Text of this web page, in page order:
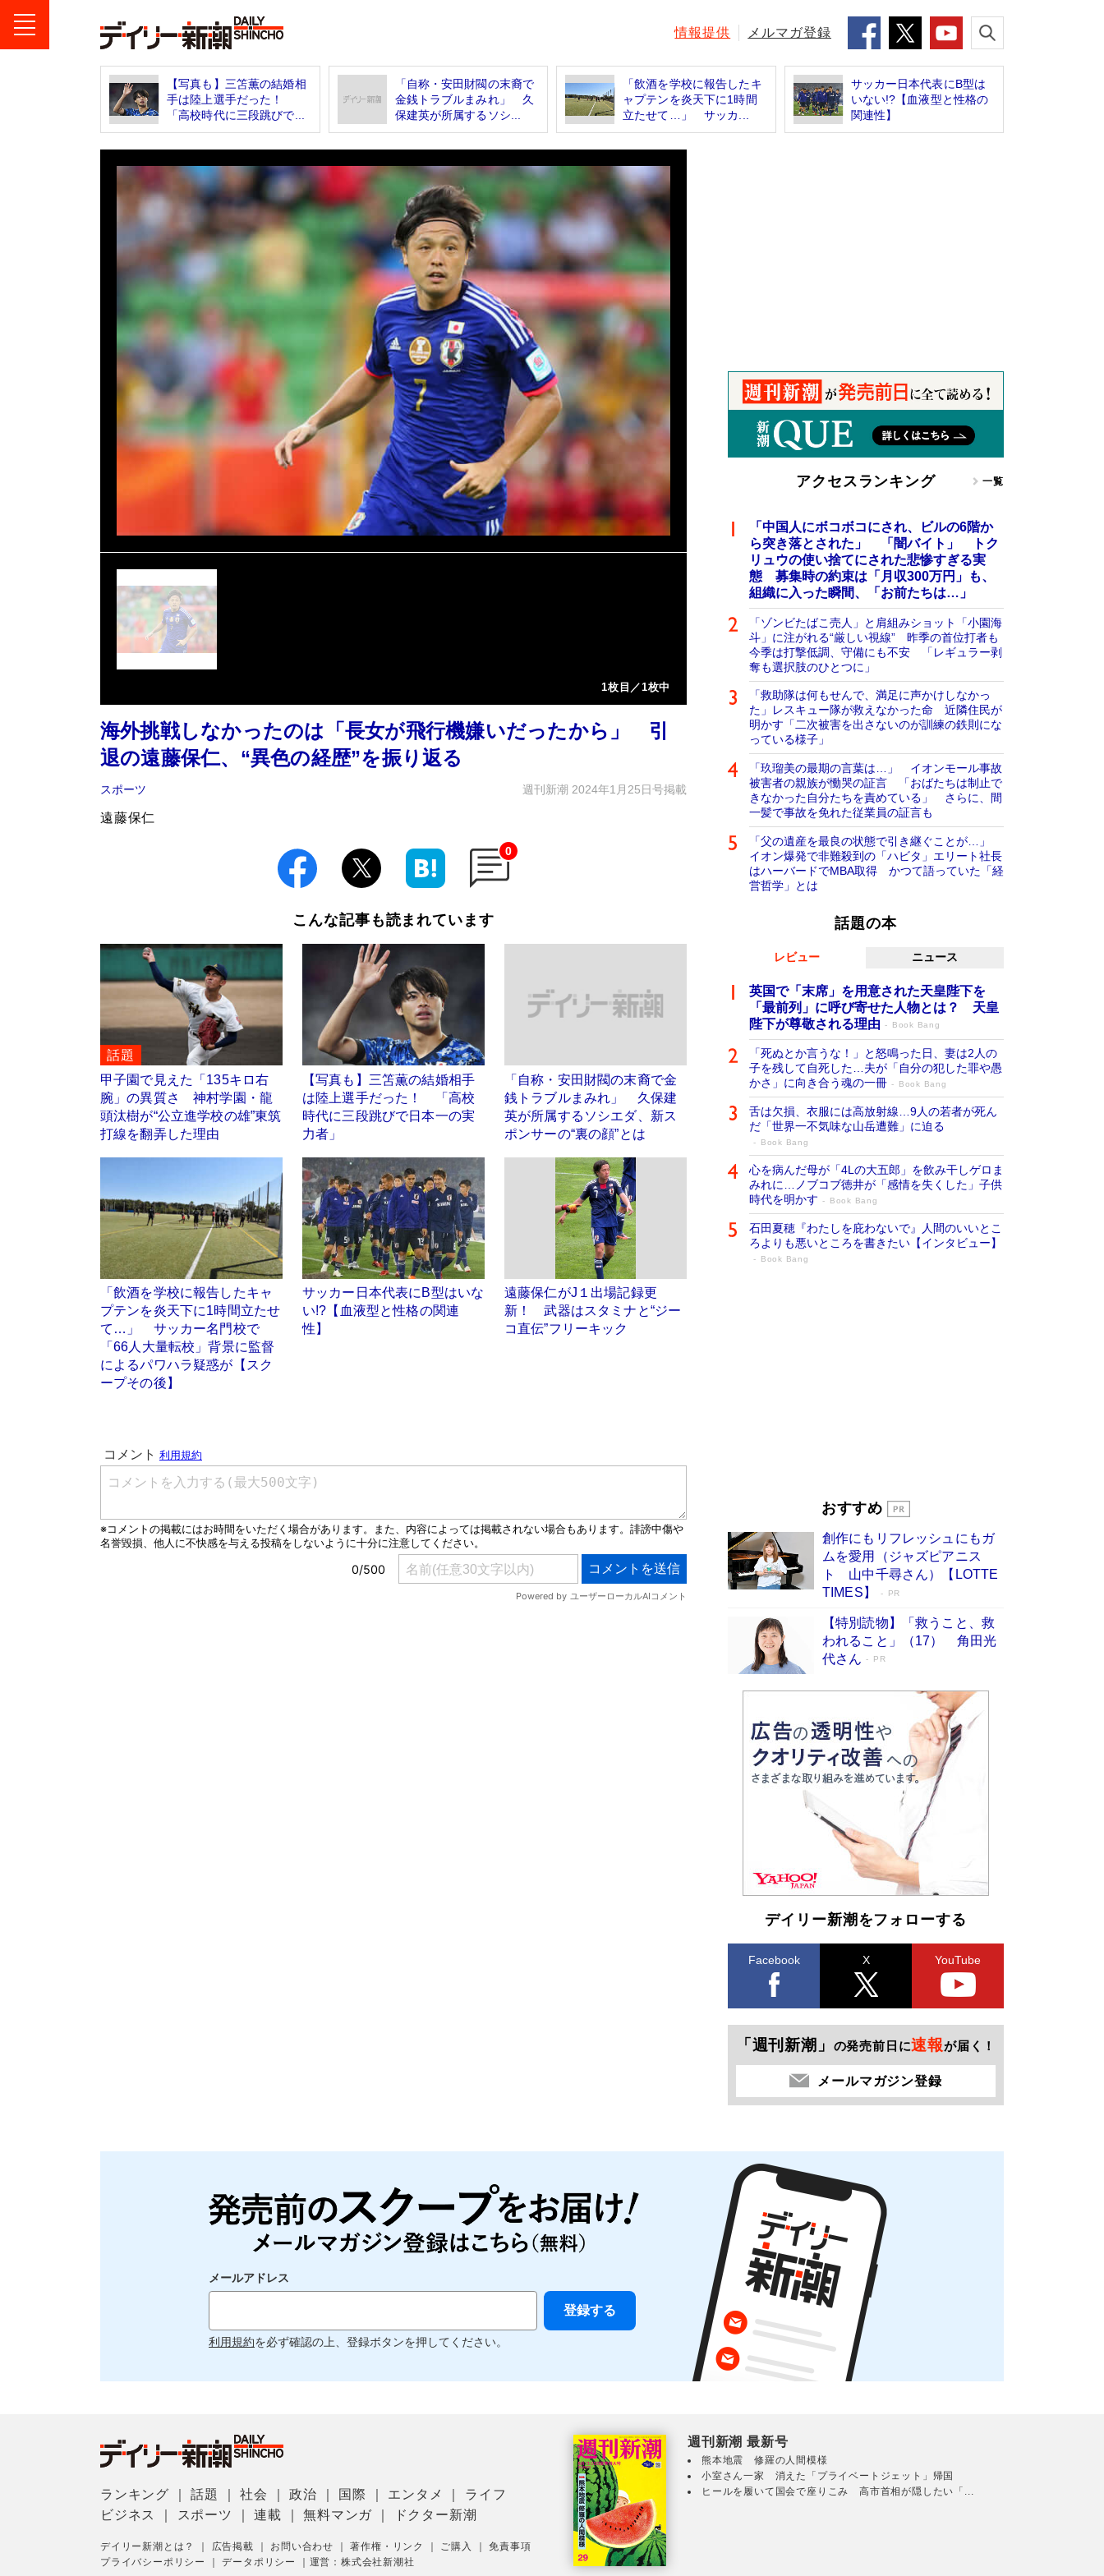
情報提供 メルマガ登録
【写真も】三笘薫の結婚相
手は陸上選手だった！
「高校時代に三段跳びで...
「自称・安田財閥の末裔で
金銭トラブルまみれ」 久
保建英が所属するソシ...
「飲酒を学校に報告したキ
ャプテンを炎天下に1時間
立たせて…」 サッカ...
サッカー日本代表にB型は
いない!?【血液型と性格の
関連性】
1枚目／1枚中
海外挑戦しなかったのは「長女が飛行機嫌いだったから」 引
退の遠藤保仁、“異色の経歴”を振り返る
スポーツ 週刊新潮 2024年1月25日号掲載
遠藤保仁
0
こんな記事も読まれています
話題
甲子園で見えた「135キロ右
腕」の異質さ 神村学園・龍
頭汰樹が“公立進学校の雄”東筑
打線を翻弄した理由
【写真も】三笘薫の結婚相手
は陸上選手だった！ 「高校
時代に三段跳びで日本一の実
力者」
「自称・安田財閥の末裔で金
銭トラブルまみれ」 久保建
英が所属するソシエダ、新ス
ポンサーの“裏の顔”とは
「飲酒を学校に報告したキャ
プテンを炎天下に1時間立たせ
て…」 サッカー名門校で
「66人大量転校」背景に監督
によるパワハラ疑惑が【スク
ープその後】
サッカー日本代表にB型はいな
い!?【血液型と性格の関連
性】
遠藤保仁がJ１出場記録更
新！ 武器はスタミナと“ジー
コ直伝”フリーキック
アクセスランキング 一覧
「中国人にボコボコにされ、ビルの6階か
ら突き落とされた」 「闇バイト」 トク
リュウの使い捨てにされた悲惨すぎる実
態 募集時の約束は「月収300万円」も、
組織に入った瞬間、「お前たちは…」
「ゾンビたばこ売人」と肩組みショット「小園海
斗」に注がれる“厳しい視線” 昨季の首位打者も
今季は打撃低調、守備にも不安 「レギュラー剥
奪も選択肢のひとつに」
「救助隊は何もせんで、満足に声かけしなかっ
た」レスキュー隊が救えなかった命 近隣住民が
明かす「二次被害を出さないのが訓練の鉄則にな
っている様子」
「玖瑠美の最期の言葉は…」 イオンモール事故
被害者の親族が慟哭の証言 「おばたちは制止で
きなかった自分たちを責めている」 さらに、間
一髪で事故を免れた従業員の証言も
「父の遺産を最良の状態で引き継ぐことが…」
イオン爆発で非難殺到の「ハビタ」エリート社長
はハーバードでMBA取得 かつて語っていた「経
営哲学」とは
話題の本
レビュー ニュース
英国で「末席」を用意された天皇陛下を
「最前列」に呼び寄せた人物とは？ 天皇
陛下が尊敬される理由
Book Bang
「死ぬとか言うな！」と怒鳴った日、妻は2人の
子を残して自死した…夫が「自分の犯した罪や愚
かさ」に向き合う魂の一冊
Book Bang
舌は欠損、衣服には高放射線…9人の若者が死ん
だ「世界一不気味な山岳遭難」に迫る
Book Bang
心を病んだ母が「4Lの大五郎」を飲み干しゲロま
みれに…ノブコブ徳井が「感情を失くした」子供
時代を明かす
Book Bang
石田夏穂『わたしを庇わないで』人間のいいとこ
ろよりも悪いところを書きたい【インタビュー】
Book Bang
「『火垂るの墓』は、大嘘である」原作者が抱き
続けた“自責の念”とは…「自己憐憫は描きたくな
い」監督が徹底的にこだわったこと（後編） #
戦争の記憶
Book Bang
おすすめ
創作にもリフレッシュにもガ
ムを愛用（ジャズピアニス
ト 山中千尋さん）【LOTTE
TIMES】
PR
【特別読物】「救うこと、救
われること」（17） 角田光
代さん
PR
デイリー新潮をフォローする
Facebook X YouTube
「週刊新潮」 の発売前日に速報が届く！
メールマガジン登録
メールアドレス
利用規約を必ず確認の上、登録ボタンを押してください。
ランキング ｜話題 ｜社会 ｜政治 国際 エンタメ
ライフ
ビジネス
スポーツ ｜連載 ｜無料マンガ ドクター新潮
デイリー新潮とは？ 広告掲載 お問い合わせ ｜著作権・リンク ご購入 ｜免責事項
プライバシーポリシー
｜データポリシー 運営：株式会社新潮社
週刊新潮 最新号
熊本地震 修羅の人間模様
小室さん一家 消えた「プライベートジェット」帰国
ヒールを履いて国会で座りこみ 高市首相が隠したい「...